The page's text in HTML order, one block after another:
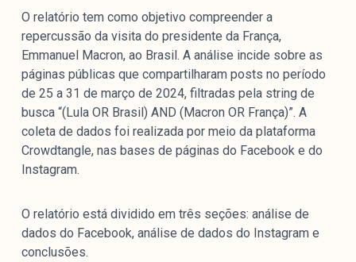
Institucional
Nossa História
Missão
Metodologia
Equipe
Na Mídia
Contato
O relatório tem como objetivo compreender a
repercussão da visita do presidente da França,
Emmanuel Macron, ao Brasil. A análise incide sobre as
páginas públicas que compartilharam posts no período
de 25 a 31 de março de 2024, filtradas pela string de
busca “(Lula OR Brasil) AND (Macron OR França)”. A
coleta de dados foi realizada por meio da plataforma
Crowdtangle, nas bases de páginas do Facebook e do
Instagram.
O relatório está dividido em três seções: análise de
dados do Facebook, análise de dados do Instagram e
conclusões.